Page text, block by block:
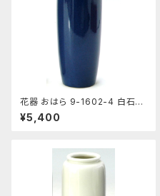
花器 おはら 9-1602-4 白石投
入 ナマコ 花瓶 フラワーベース
¥5,400